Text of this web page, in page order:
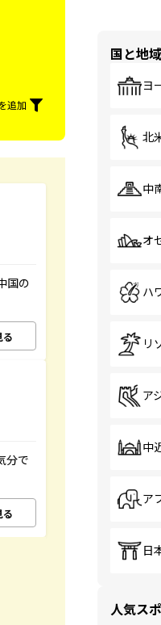
追加
国の
る
分で
る
国と地域
ヨ
北
中
オ
ハ
リ
ア
中
ア
日
人気ス